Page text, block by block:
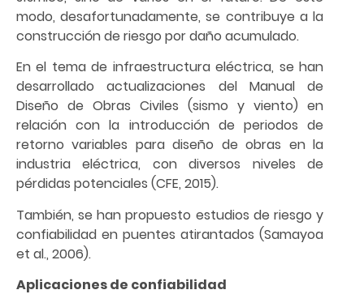
modo, desafortunadamente, se contribuye a la
construcción de riesgo por daño acumulado.
En el tema de infraestructura eléctrica, se han
desarrollado actualizaciones del Manual de
Diseño de Obras Civiles (sismo y viento) en
relación con la introducción de periodos de
retorno variables para diseño de obras en la
industria eléctrica, con diversos niveles de
pérdidas potenciales (CFE, 2015).
También, se han propuesto estudios de riesgo y
confiabilidad en puentes atirantados (Samayoa
et al., 2006).
Aplicaciones de confiabilidad